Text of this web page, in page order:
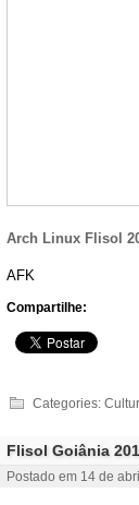
Arch Linux Flisol
AFK
Compartilhe:
Categories:
Flisol Goiânia
Postado em 14 de